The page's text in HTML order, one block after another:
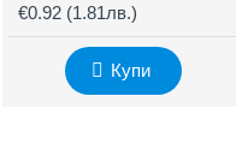
€0.92 (1.81лв.)
Купи